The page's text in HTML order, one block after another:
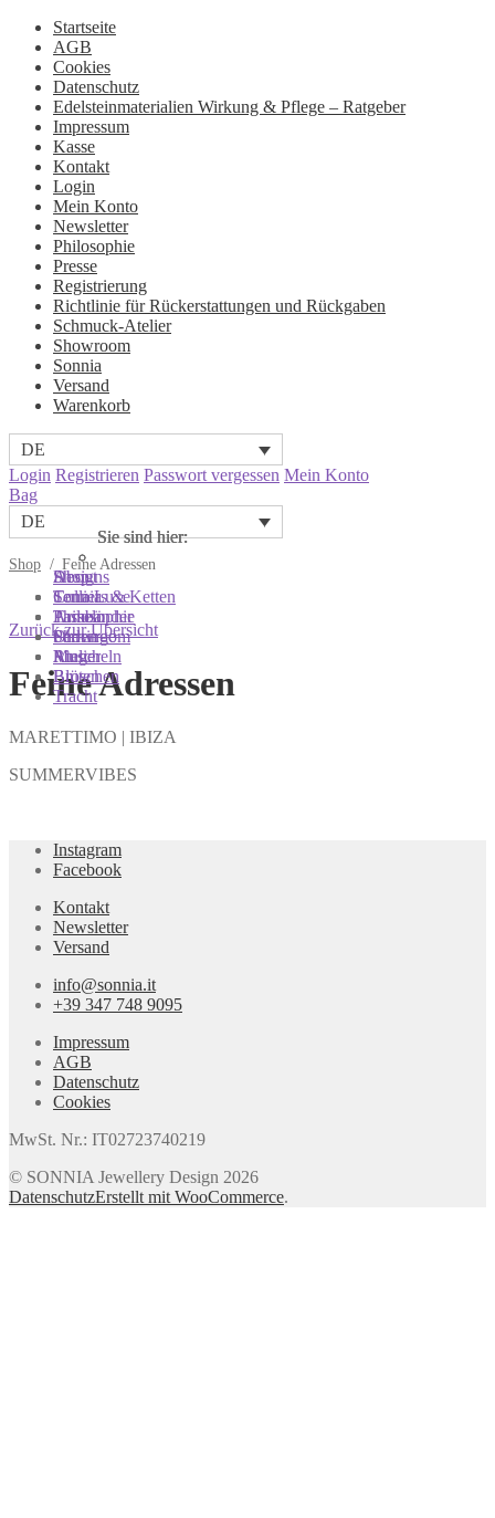
Startseite
AGB
Cookies
Datenschutz
Edelsteinmaterialien Wirkung & Pflege – Ratgeber
Impressum
Kasse
Kontakt
Login
Mein Konto
Newsletter
Philosophie
Presse
Registrierung
Richtlinie für Rückerstattungen und Rückgaben
Schmuck-Atelier
Showroom
Sonnia
Versand
Warenkorb
DE
Login Registrieren Passwort vergessen Mein Konto
Bag
DE
Shop / Feine Adressen
Zurück zur Übersicht
Feine Adressen
MARETTIMO | IBIZA
SUMMERVIBES
Instagram
Facebook
Kontakt
Newsletter
Versand
info@sonnia.it
+39 347 748 9095
Impressum
AGB
Datenschutz
Cookies
MwSt. Nr.: IT02723740219
© SONNIA Jewellery Design 2026
DatenschutzErstellt mit WooCommerce.
Sie sind hier:
Shop
Colliers & Ketten
Armbänder
Ohrringe
Ringe
Broschen
Sie sind hier:
Designs
Terra Luxe
Tasseln
Perlen
Muscheln
Blüten
Tracht
Sie sind hier:
About
Sonnia
Philosophie
Showroom
Atelier